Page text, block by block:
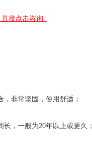
接点击咨询
非常坚固，使用舒适；
，一般为20年以上或更久；